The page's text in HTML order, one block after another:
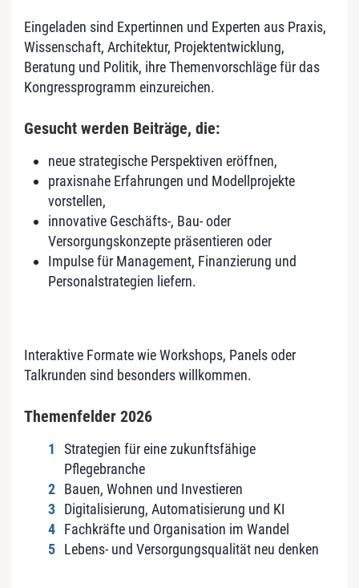
Eingeladen sind Expertinnen und Experten aus Praxis,
Wissenschaft, Architektur, Projektentwicklung,
Beratung und Politik, ihre Themenvorschläge für das
Kongressprogramm einzureichen.
Gesucht werden Beiträge, die:
neue strategische Perspektiven eröffnen,
praxisnahe Erfahrungen und Modellprojekte
vorstellen,
innovative Geschäfts-, Bau- oder
Versorgungskonzepte präsentieren oder
Impulse für Management, Finanzierung und
Personalstrategien liefern.
Interaktive Formate wie Workshops, Panels oder
Talkrunden sind besonders willkommen.
Themenfelder 2026
Strategien für eine zukunftsfähige
Pflegebranche
Bauen, Wohnen und Investieren
Digitalisierung, Automatisierung und KI
Fachkräfte und Organisation im Wandel
Lebens- und Versorgungsqualität neu denken